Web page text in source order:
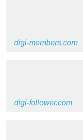
digi-members.com
digi-follower.com